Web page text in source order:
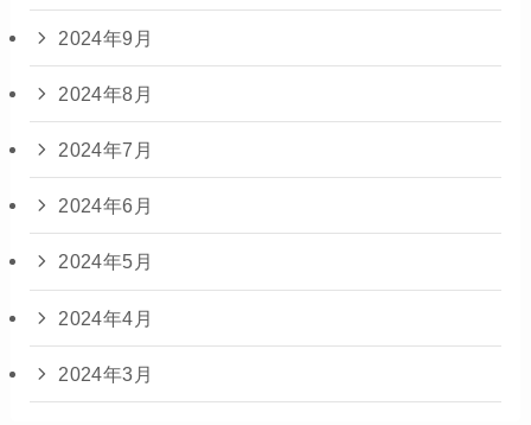
2024年9月
2024年8月
2024年7月
2024年6月
2024年5月
2024年4月
2024年3月